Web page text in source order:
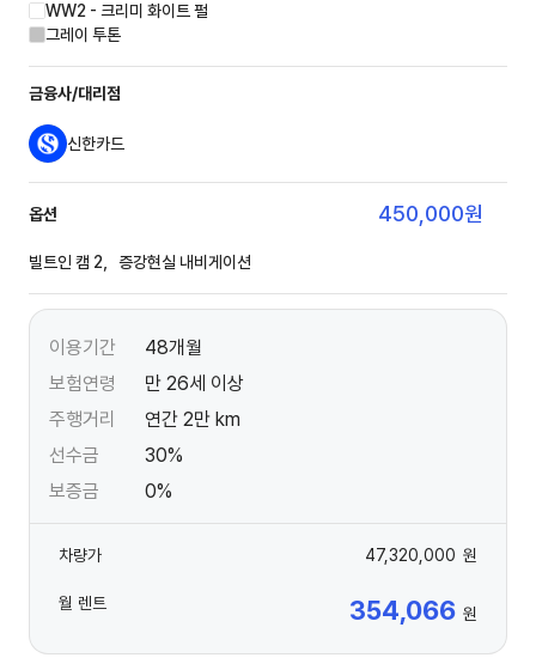
WW2 - 크리미 화이트 펄
그레이 투톤
금융사/대리점
신한카드
옵션 450,000원
빌트인 캠 2，증강현실 내비게이션
이용기간
48개월
보험연령
만 26세 이상
주행거리
연간 2만 km
선수금
30%
보증금
0%
차량가 47,320,000 원
월 렌트 354,066 원